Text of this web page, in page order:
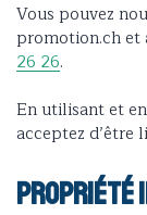
Vous pouvez
promotion.ch et
26 26.
En utilisant et
acceptez d’être
PROPRIÉTÉ